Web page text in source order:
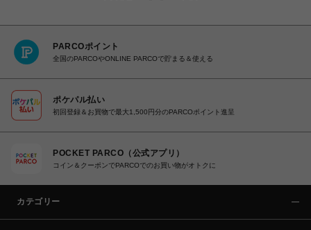
PARCOポイント
全国のPARCOやONLINE PARCOで貯まる＆使える
ポケパル払い
初回登録＆お買物で最大1,500円分のPARCOポイント進呈
POCKET PARCO（公式アプリ）
コイン＆クーポンでPARCOでのお買い物がオトクに
カテゴリー